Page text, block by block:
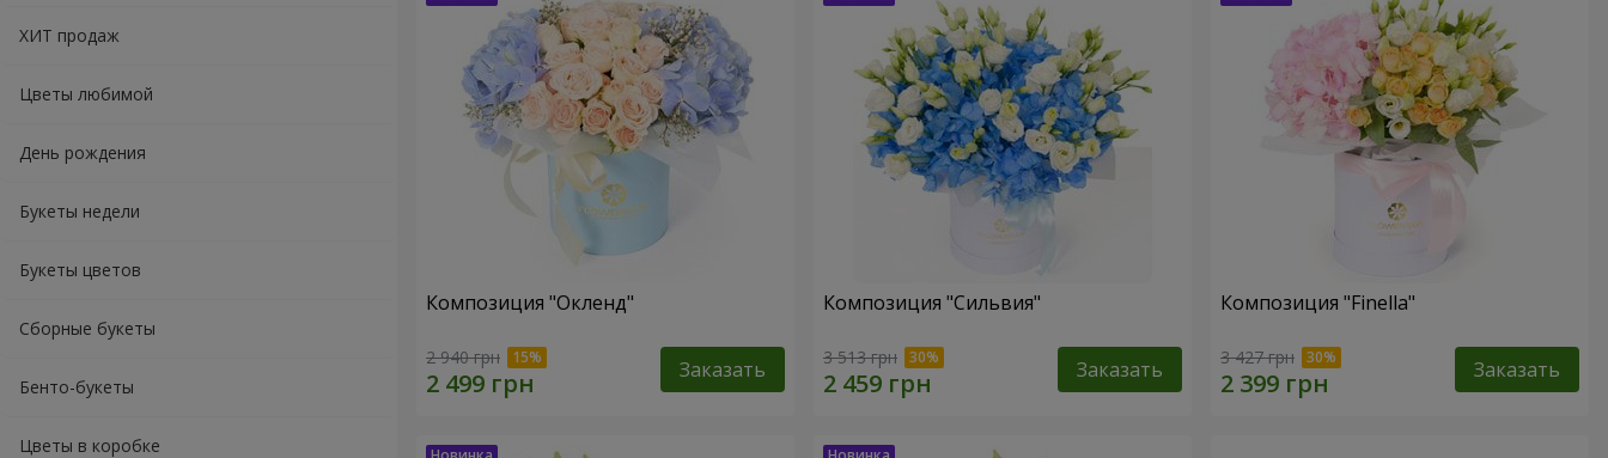
ХИТ продаж
Цветы любимой
День рождения
Букеты недели
Букеты цветов
Сборные букеты
Бенто-букеты
Цветы в коробке
Композиция "Окленд"
2 940 грн Заказать
Композиция "Сильвия"
3 513 грн Заказать
Композиция "Finella"
3 427 грн Заказать